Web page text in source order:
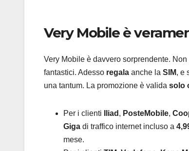
Very Mobile è
Very Mobile è davvero sorprendente.
fantastici. Adesso regala anche la SIM, e
una tantum. La promozione è valida solo
Per i clienti Iliad , PosteMobile,
Giga di traffico internet incluso a
mese.